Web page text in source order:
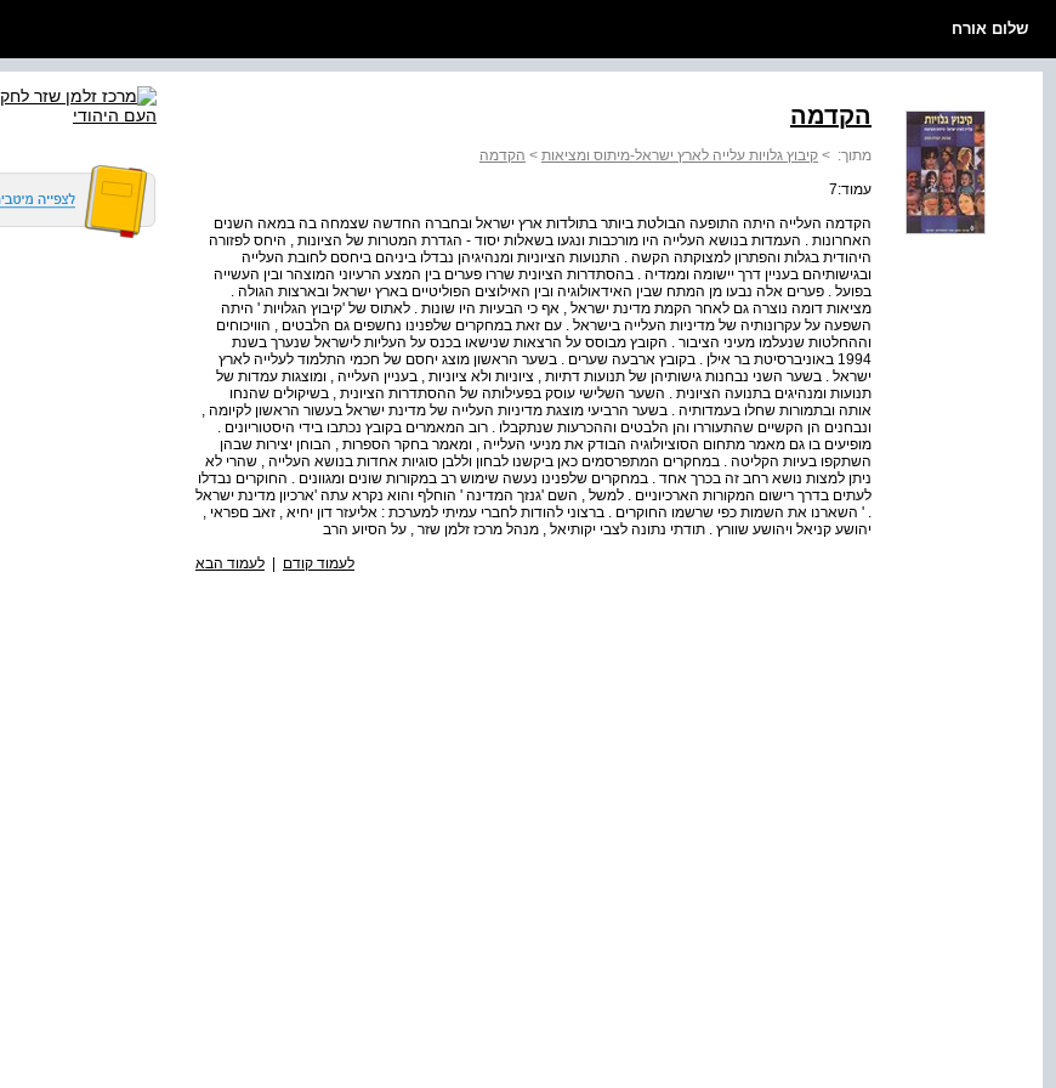
שלום אורח
הקדמה
מתוך: > קיבוץ גלויות עלייה לארץ ישראל-מיתוס ומציאות > הקדמה
עמוד:7
הקדמה העלייה היתה התופעה הבולטת ביותר בתולדות ארץ ישראל ובחברה החדשה שצמחה בה במאה השנים
האחרונות . העמדות בנושא העלייה היו מורכבות ונגעו בשאלות יסוד - הגדרת המטרות של הציונות , היחס לפזורה
היהודית בגלות והפתרון למצוקתה הקשה . התנועות הציוניות ומנהיגיהן נבדלו ביניהם ביחסם לחובת העלייה
ובגישותיהם בעניין דרך יישומה וממדיה . בהסתדרות הציונית שררו פערים בין המצע הרעיוני המוצהר ובין העשייה
בפועל . פערים אלה נבעו מן המתח שבין האידאולוגיה ובין האילוצים הפוליטיים בארץ ישראל ובארצות הגולה .
מציאות דומה נוצרה גם לאחר הקמת מדינת ישראל , אף כי הבעיות היו שונות . לאתוס של 'קיבוץ הגלויות ' היתה
השפעה על עקרונותיה של מדיניות העלייה בישראל . עם זאת במחקרים שלפנינו נחשפים גם הלבטים , הוויכוחים
וההחלטות שנעלמו מעיני הציבור . הקובץ מבוסס על הרצאות שנישאו בכנס על העליות לישראל שנערך בשנת
1994 באוניברסיטת בר אילן . בקובץ ארבעה שערים . בשער הראשון מוצג יחסם של חכמי התלמוד לעלייה לארץ
ישראל . בשער השני נבחנות גישותיהן של תנועות דתיות , ציוניות ולא ציוניות , בעניין העלייה , ומוצגות עמדות של
תנועות ומנהיגים בתנועה הציונית . השער השלישי עוסק בפעילותה של ההסתדרות הציונית , בשיקולים שהנחו
אותה ובתמורות שחלו בעמדותיה . בשער הרביעי מוצגת מדיניות העלייה של מדינת ישראל בעשור הראשון לקיומה ,
ונבחנים הן הקשיים שהתעוררו והן הלבטים וההכרעות שנתקבלו . רוב המאמרים בקובץ נכתבו בידי היסטוריונים .
מופיעים בו גם מאמר מתחום הסוציולוגיה הבודק את מניעי העלייה , ומאמר בחקר הספרות , הבוחן יצירות שבהן
השתקפו בעיות הקליטה . במחקרים המתפרסמים כאן ביקשנו לבחון וללבן סוגיות אחדות בנושא העלייה , שהרי לא
ניתן למצות נושא רחב זה בכרך אחד . במחקרים שלפנינו נעשה שימוש רב במקורות שונים ומגוונים . החוקרים נבדלו
לעתים בדרך רישום המקורות הארכיוניים . למשל , השם 'גנזך המדינה ' הוחלף והוא נקרא עתה 'ארכיון מדינת ישראל
. ' השארנו את השמות כפי שרשמו החוקרים . ברצוני להודות לחברי עמיתי למערכת : אליעזר דון יחיא , זאב םפראי ,
יהושע קניאל ויהושע שוורץ . תודתי נתונה לצבי יקותיאל , מנהל מרכז זלמן שזר , על הסיוע הרב
לעמוד קודם | לעמוד הבא